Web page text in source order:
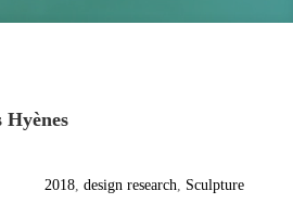
Hyènes
2018,design research, Sculpture